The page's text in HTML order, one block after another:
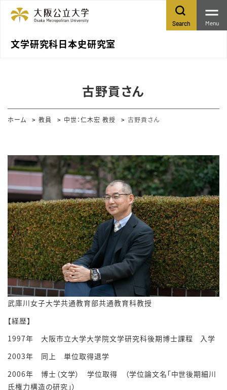
文学研究科日本史研究室
Search Menu
古野貢さん
ホーム 教員 中世：仁木宏 教授 古野貢さん
武庫川女子大学共通教育部共通教育科教授
【経歴】
1997年 大阪市立大学大学院文学研究科後期博士課程 入学
2003年 同上 単位取得退学
2006年 博士（文学） 学位取得 （学位論文名「中世後期細川
氏権力構造の研究」）